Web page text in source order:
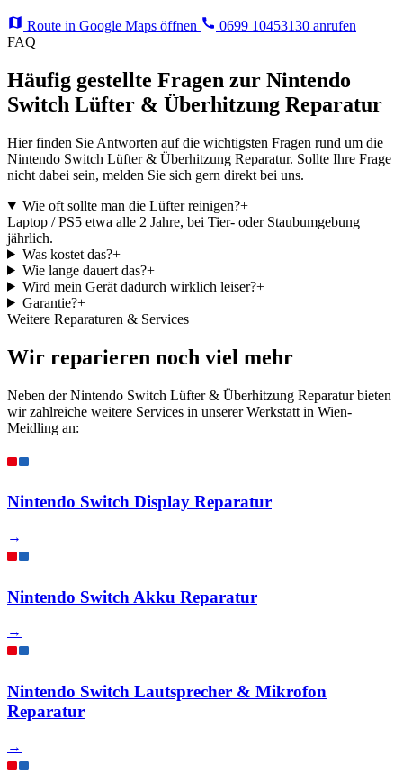
Route in Google Maps öffnen
0699 10453130 anrufen
FAQ
Häufig gestellte Fragen zur Nintendo
Switch Lüfter & Überhitzung Reparatur
Hier finden Sie Antworten auf die wichtigsten Fragen rund um die
Nintendo Switch Lüfter & Überhitzung Reparatur. Sollte Ihre Frage
nicht dabei sein, melden Sie sich gern direkt bei uns.
Wie oft sollte man die Lüfter reinigen?+
Laptop / PS5 etwa alle 2 Jahre, bei Tier- oder Staubumgebung
jährlich.
Was kostet das?+
Wie lange dauert das?+
Wird mein Gerät dadurch wirklich leiser?+
Garantie?+
Weitere Reparaturen & Services
Wir reparieren noch viel mehr
Neben der Nintendo Switch Lüfter & Überhitzung Reparatur bieten
wir zahlreiche weitere Services in unserer Werkstatt in Wien-
Meidling an:
Nintendo Switch Display Reparatur
→
Nintendo Switch Akku Reparatur
→
Nintendo Switch Lautsprecher & Mikrofon
Reparatur
→